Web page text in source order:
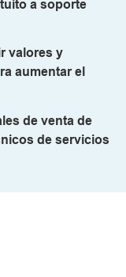
a soporte
valores y
aumentar el
de venta de
de servicios